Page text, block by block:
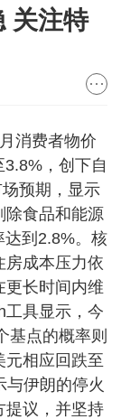
关注特
消费者物价
，创下自
预期，显示
除食品和能源
达到2.8%。核
房成本压力依
更长时间内维
工具显示，今
基点的概率则
元相应回跌至
与伊朗的停火
提议，并坚持